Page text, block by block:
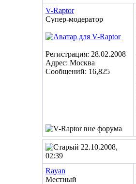
V-Raptor
Супер-модератор
Регистрация: 28.02.2008
Адрес: Москва
Сообщений: 16,825
22.10.2008,
02:39
Rayan
Местный